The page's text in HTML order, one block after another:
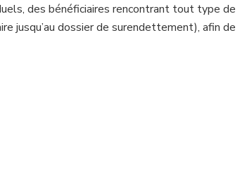
des bénéficiaires rencontrant tout type de
jusqu’au dossier de surendettement), afin de